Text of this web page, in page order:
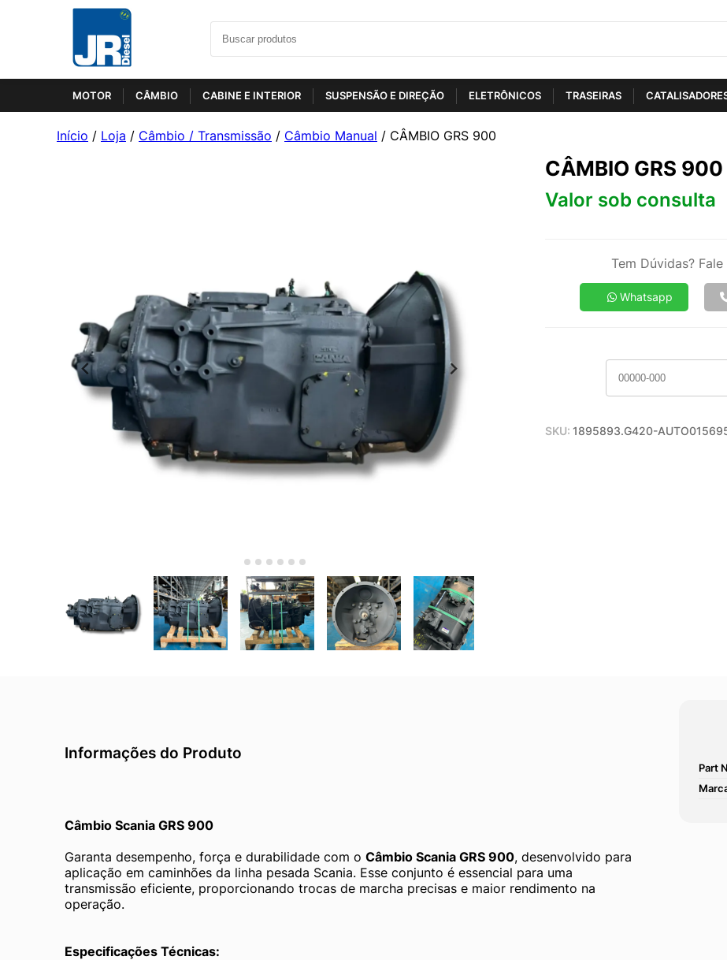
MOTOR CÂMBIO CABINE E INTERIOR SUSPENSÃO E DIREÇÃO ELETRÔNICOS TRASEIRAS
Início / Loja / Câmbio / Transmissão / Câmbio Manual / CÂMBIO GRS 900
CÂMBIO GRS 900
Valor sob consulta
Tem Dúvidas?
Whatsapp
SKU: 1895893.G420-
Informações do Produto
Câmbio Scania GRS 900
Garanta desempenho, força e durabilidade com o Câmbio Scania GRS 900, desenvolvido para
aplicação em caminhões da linha pesada Scania. Esse conjunto é essencial para uma
transmissão eficiente, proporcionando trocas de marcha precisas e maior rendimento na
operação.
Especificações Técnicas:
Part